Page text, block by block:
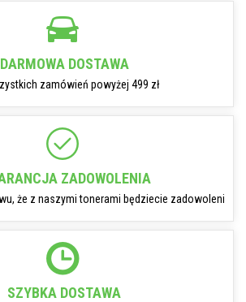
DARMOWA DOSTAWA
zamówień powyżej 499 zł
ZADOWOLENIA
że z naszymi tonerami będziecie zadowoleni
SZYBKA DOSTAWA